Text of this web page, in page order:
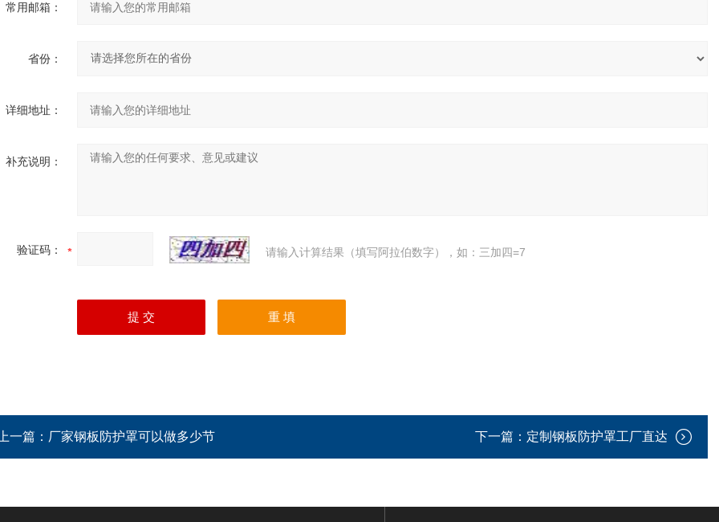
常用邮箱：
省份：
详细地址：
补充说明：
验证码： 请输入计算结果（填写阿拉伯数字），如：三加四=7
一篇： 厂家钢板防护罩可以做多少节 下一篇： 定制钢板防护罩工厂直达